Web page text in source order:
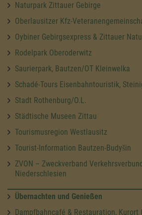
Naturpark Zittauer Gebirge
Oberlausitzer Kfz-
Oybiner Gebirgsexpress & Zittauer
Rodelpark Oberoderwitz
Saurierpark, Bautzen/OT Kleinwelka
Schadé-Tours Eisenbahntouristik,
Stadt Rothenburg/O.L.
Städtische Museen Zittau
Tourismusregion Westlausitz
Tourist-Information Bautzen-Budyšin
ZVON – Zweckverband
Niederschlesien
Übernachten und Genießen
Dampfbahncafé & Restauration, Kurort